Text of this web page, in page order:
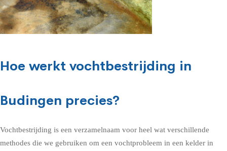
Hoe werkt vochtbestrijding in
Budingen precies?
Vochtbestrijding is een verzamelnaam voor heel wat verschillende
methodes die we gebruiken om een vochtprobleem in een kelder in